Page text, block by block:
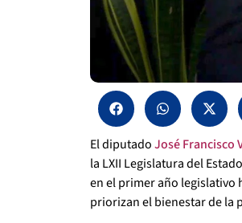
El diputadoJosé Francisco
la LXII Legislatura del
en el primer año legislativo
priorizan el bienestar de la